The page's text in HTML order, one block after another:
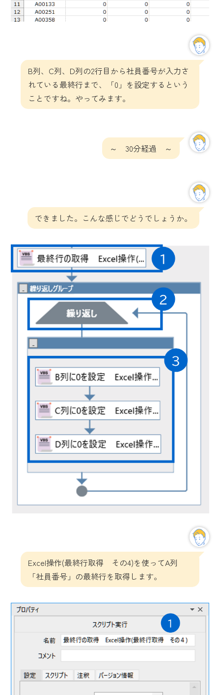
B列、C列、D列の2行目から社員番号が入力さ
れている最終行まで、「0」を設定するという
ことですね。やってみます。
～ 30分経過 ～
できました。こんな感じでどうでしょうか。
Excel操作(最終行取得 その4)を使ってA列
「社員番号」の最終行を取得します。